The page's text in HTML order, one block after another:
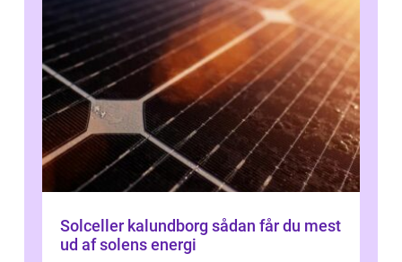
Solceller kalundborg sådan får du mest
ud af solens energi